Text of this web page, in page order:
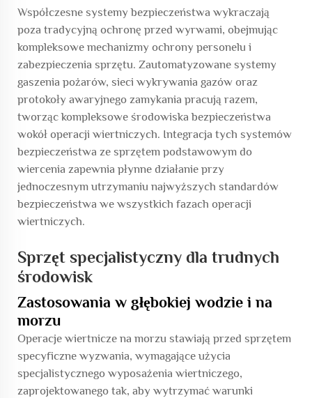
Współczesne systemy bezpieczeństwa wykraczają
poza tradycyjną ochronę przed wyrwami, obejmując
kompleksowe mechanizmy ochrony personelu i
zabezpieczenia sprzętu. Zautomatyzowane systemy
gaszenia pożarów, sieci wykrywania gazów oraz
protokoły awaryjnego zamykania pracują razem,
tworząc kompleksowe środowiska bezpieczeństwa
wokół operacji wiertniczych. Integracja tych systemów
bezpieczeństwa ze sprzętem podstawowym do
wiercenia zapewnia płynne działanie przy
jednoczesnym utrzymaniu najwyższych standardów
bezpieczeństwa we wszystkich fazach operacji
wiertniczych.
Sprzęt specjalistyczny dla trudnych
środowisk
Zastosowania w głębokiej wodzie i na
morzu
Operacje wiertnicze na morzu stawiają przed sprzętem
specyficzne wyzwania, wymagające użycia
specjalistycznego wyposażenia wiertniczego,
zaprojektowanego tak, aby wytrzymać warunki